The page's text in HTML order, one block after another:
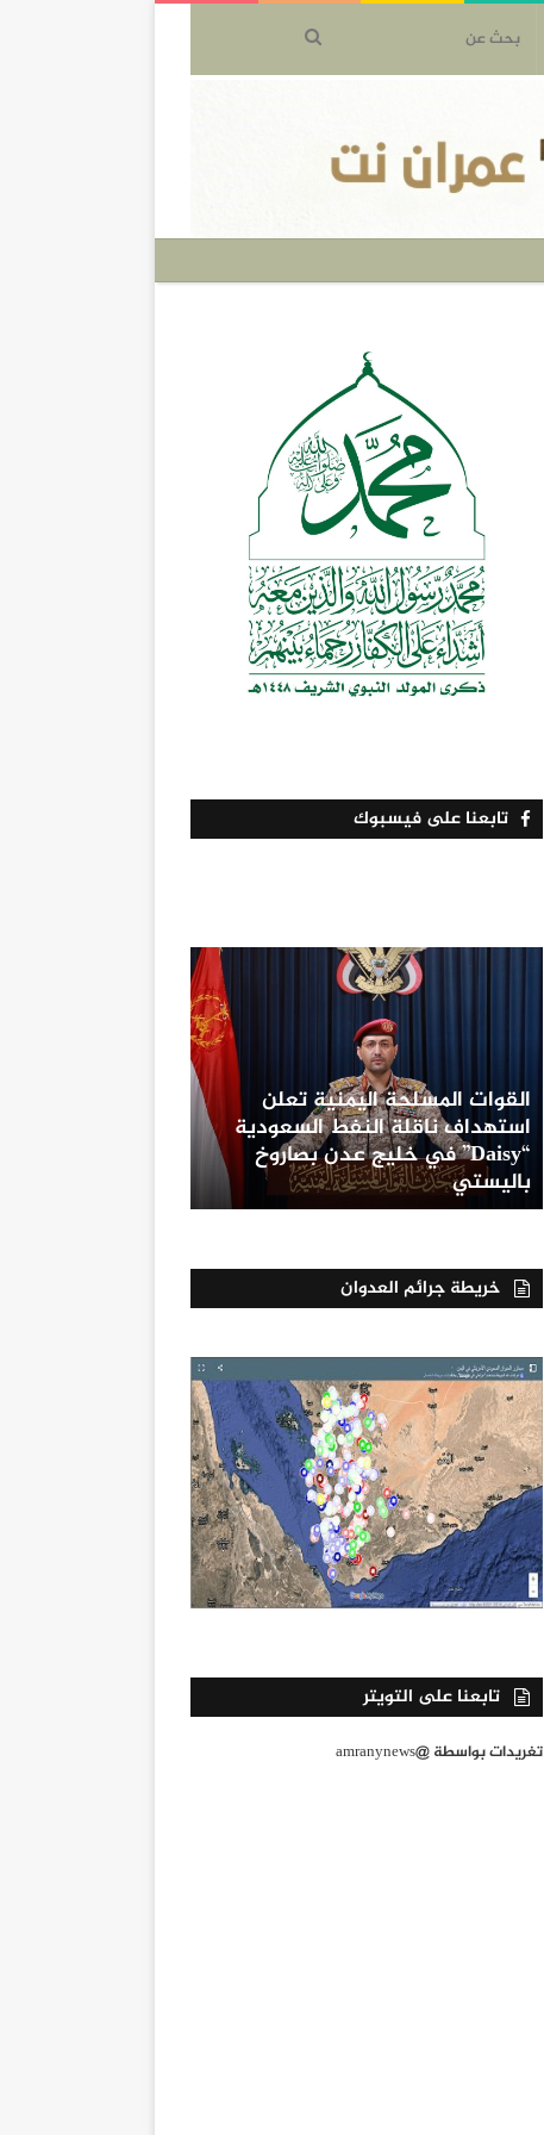
تابعنا على فيسبوك
القوات المسلحة اليمنية تعلن
استهداف ناقلة النفط السعودية
“Daisy” في خليج عدن بصاروخ
باليستي
خريطة جرائم العدوان
تابعنا على التويتر
تغريدات بواسطة @amranynews